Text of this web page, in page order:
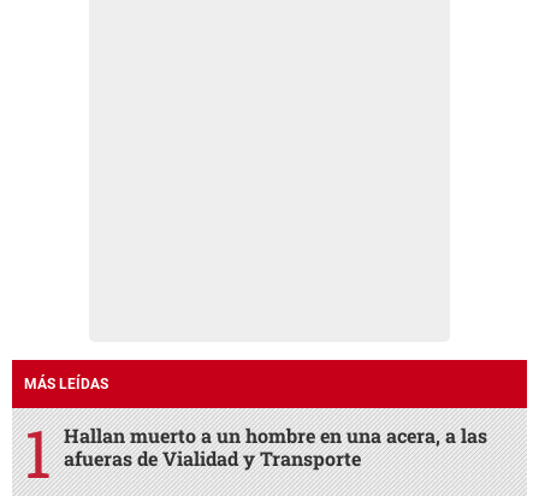
MÁS LEÍDAS
Hallan muerto a un hombre en una acera, a las
afueras de Vialidad y Transporte